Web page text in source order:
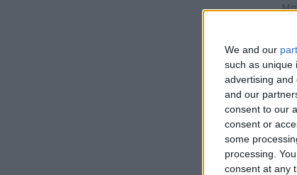
We and our
such as unique
advertising and
and our
consent to our
consent or
some
processing.
consent at any